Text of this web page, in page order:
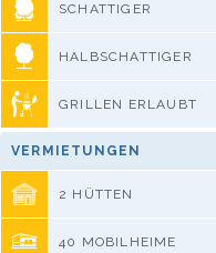
SCHATTIGER
HALBSCHATTIGER
GRILLEN ERLAUBT
VERMIETUNGEN
2 HÜTTEN
40 MOBILHEIME